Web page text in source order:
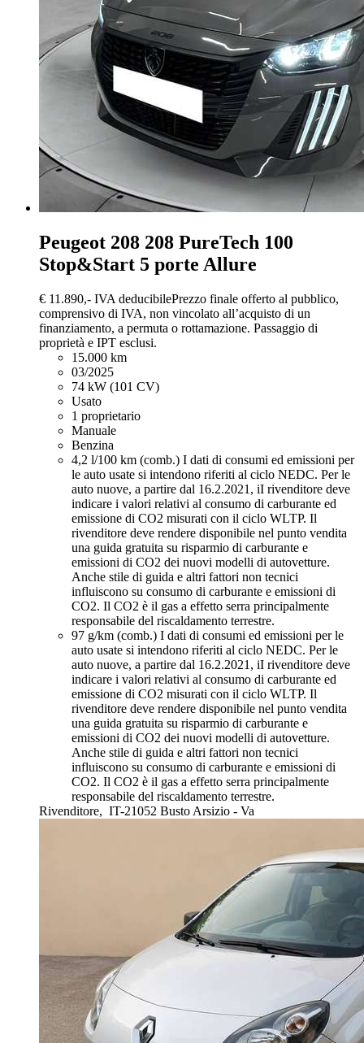
Peugeot 208 208 PureTech 100
Stop&Start 5 porte Allure
€ 11.890,- IVA deducibilePrezzo finale offerto al pubblico,
comprensivo di IVA, non vincolato all’acquisto di un
finanziamento, a permuta o rottamazione. Passaggio di
proprietà e IPT esclusi.
15.000 km
03/2025
74 kW (101 CV)
Usato
1 proprietario
Manuale
Benzina
4,2 l/100 km (comb.) I dati di consumi ed emissioni per
le auto usate si intendono riferiti al ciclo NEDC. Per le
auto nuove, a partire dal 16.2.2021, iI rivenditore deve
indicare i valori relativi al consumo di carburante ed
emissione di CO2 misurati con il ciclo WLTP. Il
rivenditore deve rendere disponibile nel punto vendita
una guida gratuita su risparmio di carburante e
emissioni di CO2 dei nuovi modelli di autovetture.
Anche stile di guida e altri fattori non tecnici
influiscono su consumo di carburante e emissioni di
CO2. Il CO2 è il gas a effetto serra principalmente
responsabile del riscaldamento terrestre.
97 g/km (comb.) I dati di consumi ed emissioni per le
auto usate si intendono riferiti al ciclo NEDC. Per le
auto nuove, a partire dal 16.2.2021, iI rivenditore deve
indicare i valori relativi al consumo di carburante ed
emissione di CO2 misurati con il ciclo WLTP. Il
rivenditore deve rendere disponibile nel punto vendita
una guida gratuita su risparmio di carburante e
emissioni di CO2 dei nuovi modelli di autovetture.
Anche stile di guida e altri fattori non tecnici
influiscono su consumo di carburante e emissioni di
CO2. Il CO2 è il gas a effetto serra principalmente
responsabile del riscaldamento terrestre.
Rivenditore, IT-21052 Busto Arsizio - Va